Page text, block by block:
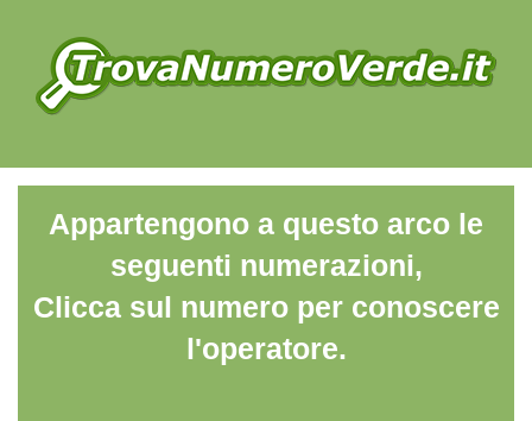
Appartengono a questo arco le
seguenti numerazioni,
Clicca sul numero per conoscere
l'operatore.